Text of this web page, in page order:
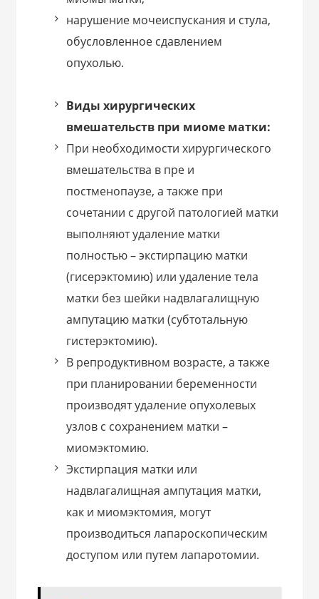
нарушение мочеиспускания и стула,
обусловленное сдавлением
опухолью.
Виды хирургических
вмешательств при миоме матки:
При необходимости хирургического
вмешательства в пре и
постменопаузе, а также при
сочетании с другой патологией матки
выполняют удаление матки
полностью – экстирпацию матки
(гисерэктомию) или удаление тела
матки без шейки надвлагалищную
ампутацию матки (субтотальную
гистерэктомию).
В репродуктивном возрасте, а также
при планировании беременности
производят удаление опухолевых
узлов с сохранением матки –
миомэктомию.
Экстирпация матки или
надвлагалищная ампутация матки,
как и миомэктомия, могут
производиться лапароскопическим
доступом или путем лапаротомии.